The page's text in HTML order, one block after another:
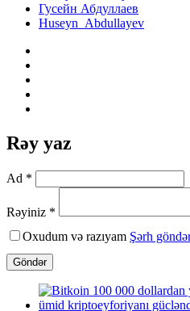
Гусейн Абдуллаев
Huseyn Abdullayev
Rəy yaz
Ad *
Rəyiniz *
Oxudum və razıyam Şərh
Göndər